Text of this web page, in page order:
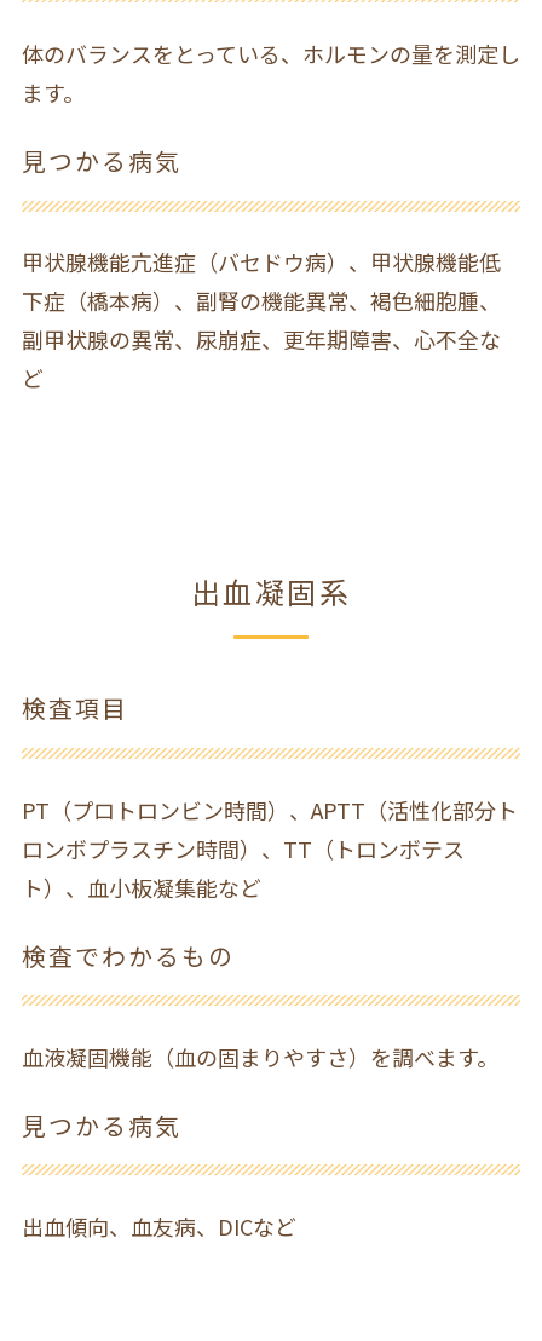
体のバランスをとっている、ホルモンの量を測定し
ます。
見つかる病気
甲状腺機能亢進症（バセドウ病）、甲状腺機能低
下症（橋本病）、副腎の機能異常、褐色細胞腫、
副甲状腺の異常、尿崩症、更年期障害、心不全な
ど
出血凝固系
検査項目
PT（プロトロンビン時間）、APTT（活性化部分ト
ロンボプラスチン時間）、TT（トロンボテス
ト）、血小板凝集能など
検査でわかるもの
血液凝固機能（血の固まりやすさ）を調べます。
見つかる病気
出血傾向、血友病、DICなど